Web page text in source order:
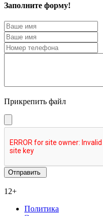
Заполните форму!
Прикрепить файл
12+
Политика